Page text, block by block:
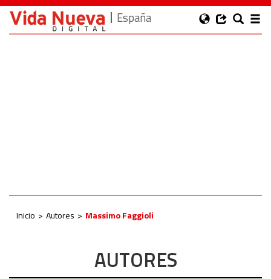
España
Inicio Autores Massimo Faggioli
AUTORES